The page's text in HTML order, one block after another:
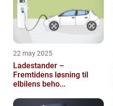
22 may 2025
Ladestander –
Fremtidens løsning til
elbilens beho...